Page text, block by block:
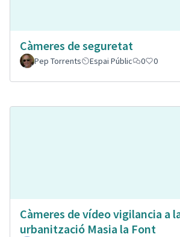
Càmeres de seguretat
Pep Torrents
Espai Públic 0 0
Càmeres de vídeo vigilancia a
urbanització Masia la Font